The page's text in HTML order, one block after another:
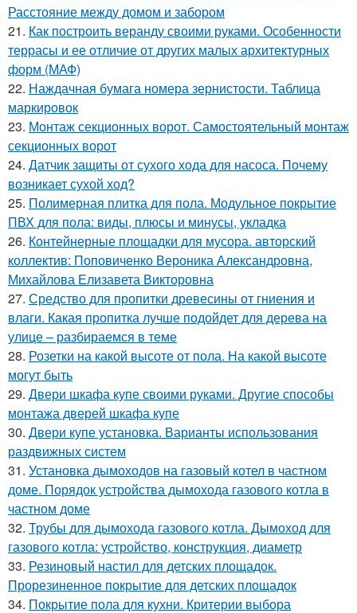
Расстояние между домом и забором
21. Как построить веранду своими руками. Особенности
террасы и ее отличие от других малых архитектурных
форм (МАФ)
22. Наждачная бумага номера зернистости. Таблица
маркировок
23. Монтаж секционных ворот. Самостоятельный монтаж
секционных ворот
24. Датчик защиты от сухого хода для насоса. Почему
возникает сухой ход?
25. Полимерная плитка для пола. Модульное покрытие
ПВХ для пола: виды, плюсы и минусы, укладка
26. Контейнерные площадки для мусора. авторский
коллектив: Поповиченко Вероника Александровна,
Михайлова Елизавета Викторовна
27. Средство для пропитки древесины от гниения и
влаги. Какая пропитка лучше подойдет для дерева на
улице – разбираемся в теме
28. Розетки на какой высоте от пола. На какой высоте
могут быть
29. Двери шкафа купе своими руками. Другие способы
монтажа дверей шкафа купе
30. Двери купе установка. Варианты использования
раздвижных систем
31. Установка дымоходов на газовый котел в частном
доме. Порядок устройства дымохода газового котла в
частном доме
32. Трубы для дымохода газового котла. Дымоход для
газового котла: устройство, конструкция, диаметр
33. Резиновый настил для детских площадок.
Прорезиненное покрытие для детских площадок
34. Покрытие пола для кухни. Критерии выбора